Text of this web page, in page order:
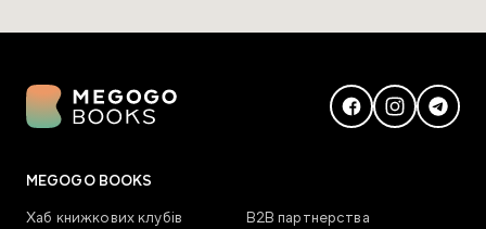
MEGOGO BOOKS
Хаб книжкових клубів
В2В партнерства